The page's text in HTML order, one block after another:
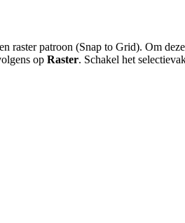
patroon (Snap to Grid). Om
op Raster. Schakel het